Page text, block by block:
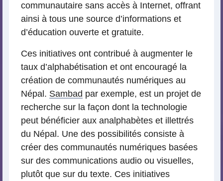
communautaire sans accès à Internet, offrant
ainsi à tous une source d’informations et
d’éducation ouverte et gratuite.
Ces initiatives ont contribué à augmenter le
taux d’alphabétisation et ont encouragé la
création de communautés numériques au
Népal. Sambad par exemple, est un projet de
recherche sur la façon dont la technologie
peut bénéficier aux analphabètes et illettrés
du Népal. Une des possibilités consiste à
créer des communautés numériques basées
sur des communications audio ou visuelles,
plutôt que sur du texte. Ces initiatives